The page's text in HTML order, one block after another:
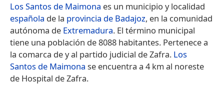
Los Santos de Maimona es un municipio y localidad
española de la provincia de Badajoz, en la comunidad
autónoma de Extremadura. El término municipal
tiene una población de 8088 habitantes. Pertenece a
la comarca de y al partido judicial de Zafra. Los
Santos de Maimona se encuentra a 4 km al noreste
de Hospital de Zafra.